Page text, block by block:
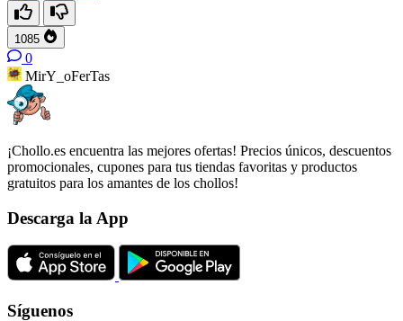
1085
0
MirY_oFerTas
¡Chollo.es encuentra las mejores ofertas! Precios únicos, descuentos
promocionales, cupones para tus tiendas favoritas y productos
gratuitos para los amantes de los chollos!
Descarga la App
Síguenos